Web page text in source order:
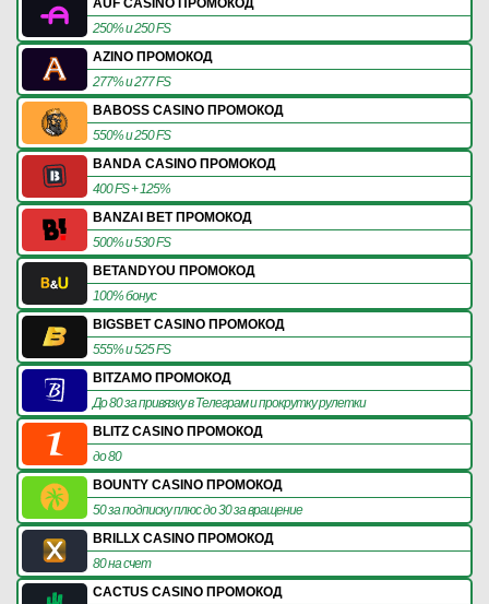
AUF CASINO ПРОМОКОД
250% и 250 FS
AZINO ПРОМОКОД
277% и 277 FS
BABOSS CASINO ПРОМОКОД
550% и 250 FS
BANDA CASINO ПРОМОКОД
400 FS + 125%
BANZAI BET ПРОМОКОД
500% и 530 FS
BETANDYOU ПРОМОКОД
100% бонус
BIGSBET CASINO ПРОМОКОД
555% и 525 FS
BITZAMO ПРОМОКОД
До 80 за привязку в Телеграм и прокрутку рулетки
BLITZ CASINO ПРОМОКОД
до 80
BOUNTY CASINO ПРОМОКОД
50 за подписку плюс до 30 за вращение
BRILLX CASINO ПРОМОКОД
80 на счет
CACTUS CASINO ПРОМОКОД